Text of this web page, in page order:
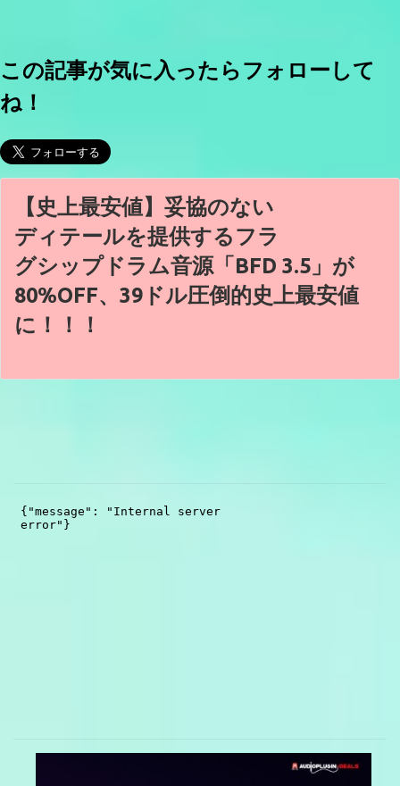
この記事が気に入ったらフォローして
ね！
【史上最安値】妥協のない
ディテールを提供するフラ
グシップドラム音源「BFD 3.5」が
80%OFF、39ドル圧倒的史上最安値
に！！！